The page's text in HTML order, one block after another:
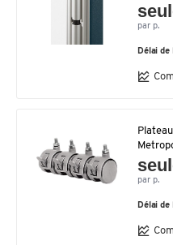
par p.
Délai
par p.
Délai